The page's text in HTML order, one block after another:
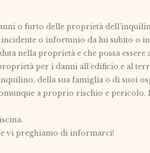
o furto delle proprietà
o infortunio da lui subito o
nella proprietà e che possa
per i danni all’edificio e al
della sua famiglia o di suoi
a proprio rischio e
vi preghiamo di informarci!